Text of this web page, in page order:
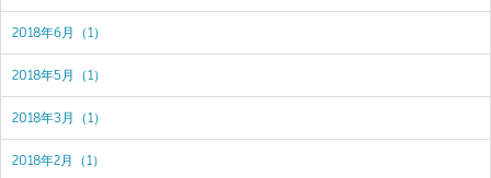
2018年6月（1）
2018年5月（1）
2018年3月（1）
2018年2月（1）